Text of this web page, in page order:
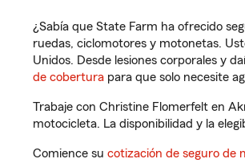
¿Sabía que State Farm ha ofrecido
ruedas, ciclomotores y motonetas.
Unidos. Desde lesiones corporales y
de cobertura para que solo necesite
Trabaje con Christine Flomerfelt en
motocicleta. La disponibilidad y la
Comience su cotización de seguro de